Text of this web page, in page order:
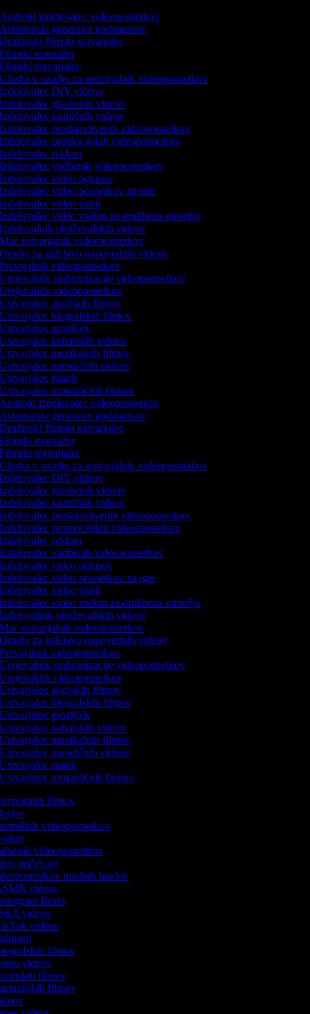
izdelovalec videoposnetkov
generator podnapisov
filmski ustvarjalec
montažer
ustvarjalec
v ozadju za ustvarjalnik videoposnetkov
DIY videov
glasbenih videov
komičnih videov
predstavitvenih videoposnetkov
promocijskih videoposnetkov
reklam
vadbenih videoposnetkov
video oglasov
video posnetkov za igre
video vabil
video vsebin za družbena omrežja
oboževalskih videov
ustvarjalnik videoposnetkov
za izdelavo napovednih videov
videoposnetkov
sinhronizacije videoposnetkov
videoposnetkov
akcijskih filmov
biografskih filmov
grozljivk
kuharskih videov
muzikalnih filmov
parodičnih videov
risank
romantičnih filmov
izdelovalec videoposnetkov
generator podnapisov
filmski ustvarjalec
montažer
ustvarjalec
v ozadju za ustvarjalnik videoposnetkov
DIY videov
glasbenih videov
komičnih videov
predstavitvenih videoposnetkov
promocijskih videoposnetkov
reklam
vadbenih videoposnetkov
video oglasov
video posnetkov za igre
video vabil
video vsebin za družbena omrežja
oboževalskih videov
ustvarjalnik videoposnetkov
za izdelavo napovednih videov
videoposnetkov
sinhronizacije videoposnetkov
videoposnetkov
akcijskih filmov
biografskih filmov
grozljivk
kuharskih videov
muzikalnih filmov
parodičnih videov
risank
romantičnih filmov
filmov
videoposnetkov
videoposnetkov
pričevanj
modnih haulov
videov
Reels
videov
videov
filmov
videov
filmov
filmov